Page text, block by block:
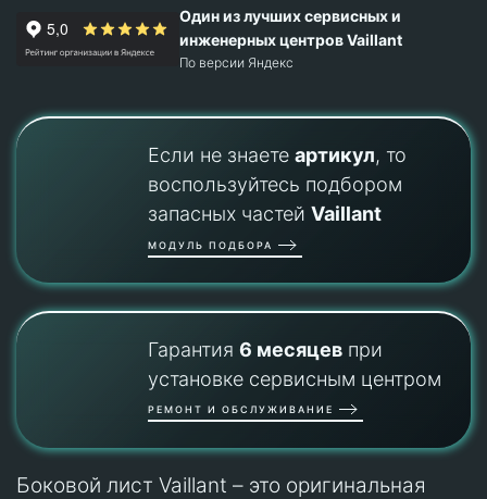
Один из лучших сервисных и
инженерных центров Vaillant
По версии Яндекс
Если не знаете артикул, то
воспользуйтесь подбором
запасных частей Vaillant
МОДУЛЬ ПОДБОРА
Гарантия 6 месяцевпри
установке сервисным центром
РЕМОНТ И ОБСЛУЖИВАНИЕ
Боковой лист Vaillant – это оригинальная